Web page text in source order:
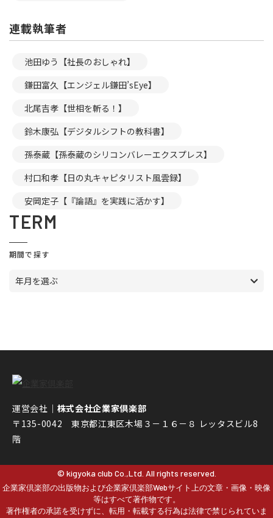
連載執筆者
池田ゆう【社長のおしゃれ】
鎌田富久【エンジェル鎌田’sEye】
北尾吉孝【世相を斬る！】
鈴木康弘【デジタルシフトの教科書】
孫泰蔵【孫泰蔵のシリコンバレーエクスプレス】
村口和孝【日の丸キャピタリスト風雲録】
安岡定子【『論語』を実践に活かす】
TERM
期間で探す
年月を選ぶ
運営会社｜ 株式会社企業家倶楽部
〒135-0042 東京都江東区木場３－１６－８ レッタスビル8
階
© kigyoka club Co.,Ltd. All rights reserved.
企業家倶楽部の出版物および企業家倶楽部Webサイト上の文章・画像・映像
等はすべて著作物です。
著作権者の承諾を受けずに、転用・転載する行為は法律で禁じられていま